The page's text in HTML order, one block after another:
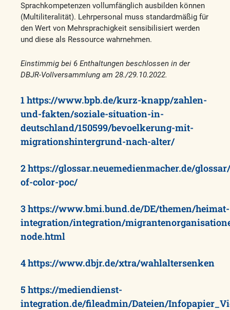
Sprachkompetenzen vollumfänglich ausbilden können
(Multiliteralität). Lehrpersonal muss standardmäßig für
den Wert von Mehrsprachigkeit sensibilisiert werden
und diese als Ressource wahrnehmen.
Einstimmig bei 6 Enthaltungen beschlossen in der
DBJR-Vollversammlung am 28./29.10.2022.
1https://www.bpb.de/kurz-knapp/zahlen-
und-fakten/soziale-situation-in-
deutschland/150599/bevoelkerung-mit-
migrationshintergrund-nach-alter/
2https://glossar.neuemedienmacher.de/
of-color-poc/
3https://www.bmi.bund.de/DE/themen/heimat-
integration/integration/
node.html
4https://www.dbjr.de/xtra/wahlaltersenken
5 https://mediendienst-
integration.de/fileadmin/Dateien/